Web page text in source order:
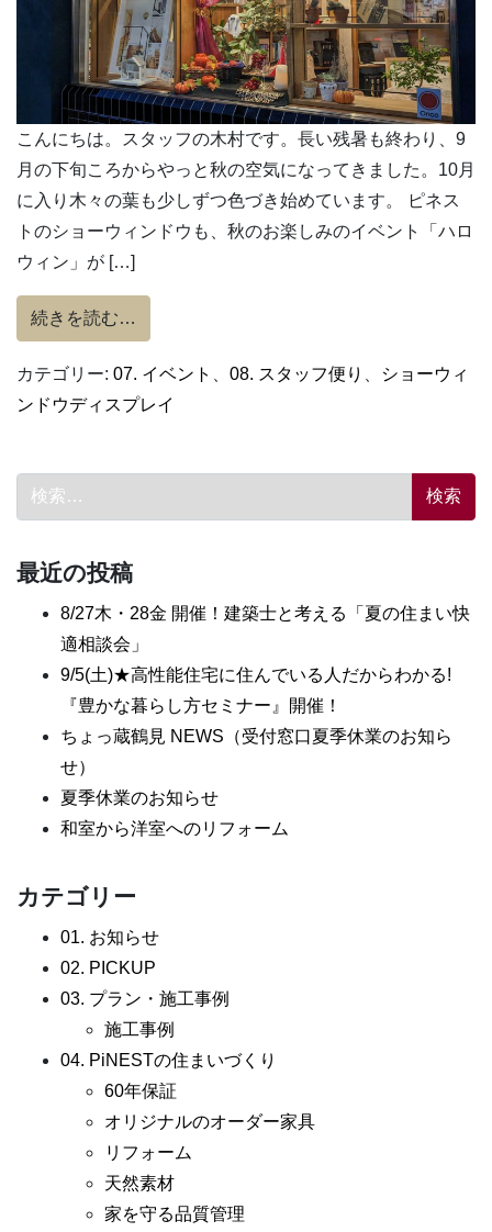
こんにちは。スタッフの木村です。長い残暑も終わり、9
月の下旬ころからやっと秋の空気になってきました。10月
に入り木々の葉も少しずつ色づき始めています。 ピネス
トのショーウィンドウも、秋のお楽しみのイベント「ハロ
ウィン」が […]
続きを読む…
カテゴリー: 07. イベント 08. スタッフ便り
ショーウィ
ンドウディスプレイ
検索:
最近の投稿
8/27木・28金 開催！建築士と考える「夏の住まい快
適相談会」
9/5(土)★高性能住宅に住んでいる人だからわかる!
『豊かな暮らし方セミナー』開催！
ちょっ蔵鶴見 NEWS（受付窓口夏季休業のお知ら
せ）
夏季休業のお知らせ
和室から洋室へのリフォーム
カテゴリー
01. お知らせ
02. PICKUP
03. プラン・施工事例
施工事例
04. PiNESTの住まいづくり
60年保証
オリジナルのオーダー家具
リフォーム
天然素材
家を守る品質管理